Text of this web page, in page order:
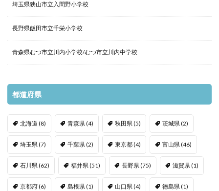
埼玉県狭山市立入間野小学校
長野県飯田市立千栄小学校
青森県むつ市立川内小学校/むつ市立川内中学校
都道府県
北海道 (8) 青森県(4) 秋田県(5) 茨城県(2)
埼玉県(7) 千葉県(2) 東京都(4) 富山県(46)
石川県(62) 福井県(51) 長野県(75) 滋賀県(1)
京都府(6) 島根県(1) 山口県(4) 徳島県(1)